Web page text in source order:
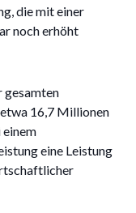
die mit einer
noch erhöht
gesamten
16,7 Millionen
eine Leistung